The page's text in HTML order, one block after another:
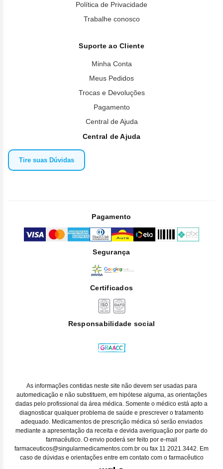
Política de Privacidade
Trabalhe conosco
Suporte ao Cliente
Minha Conta
Meus Pedidos
Trocas e Devoluções
Pagamento
Central de Ajuda
Central de Ajuda
Tire suas Dúvidas
Pagamento
Segurança
Certificados
Responsabilidade social
As informações contidas neste site não devem ser usadas para
automedicação e não substituem, em hipótese alguma, as orientações
dadas pelo profissional da área médica. Somente o médico está apto a
diagnosticar qualquer problema de saúde e prescrever o tratamento
adequado. Medicamentos de prescrição médica só serão enviados
mediante a apresentação da receita e devida averiguação por parte do
farmacêutico. O envio poderá ser feito por e-mail
farmaceuticos@singularmedicamentos.com.br ou fax 11 2021.3442. Em
caso de dúvidas e orientações entre em contato com o farmacêutico